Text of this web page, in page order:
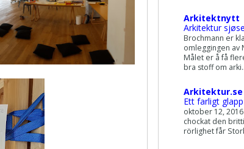
Arkitektnytt
Arkitektur
Brochmann er
omleggingen av
Målet er å få
bra stoff om
Arkitektur.se
Ett farligt glapp
oktober 12,
chockat den
rörlighet får